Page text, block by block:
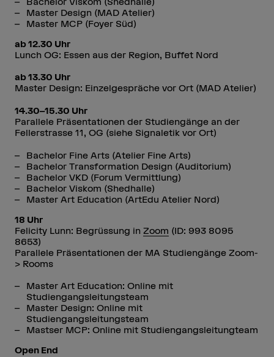
Master Design (MAD Atelier)
Master MCP (Foyer Süd)
ab 12.30 Uhr
Lunch OG: Essen aus der Region, Buffet Nord
ab 13.30 Uhr
Master Design: Einzelgespräche vor Ort (MAD Atelier)
14.30–15.30 Uhr
Parallele Präsentationen der Studiengänge an der
Fellerstrasse 11, OG (siehe Signaletik vor Ort)
Bachelor Fine Arts (Atelier Fine Arts)
Bachelor Transformation Design (Auditorium)
Bachelor VKD (Forum Vermittlung)
Bachelor Viskom (Shedhalle)
Master Art Education (ArtEdu Atelier Nord)
18 Uhr
Felicity Lunn: Begrüssung in Zoom (ID: 993 8095
8653)
Parallele Präsentationen der MA Studiengänge Zoom-
> Rooms
Master Art Education: Online mit
Studiengangsleitungsteam
Master Design: Online mit
Studiengangsleitungsteam
Mastser MCP: Online mit Studiengangsleitungteam
Open End